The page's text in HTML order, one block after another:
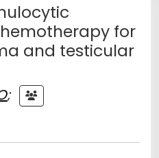
for
and testicular
;